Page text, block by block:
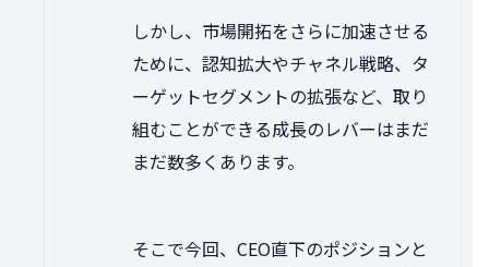
しかし、市場開拓をさらに加速させる
ために、認知拡大やチャネル戦略、タ
ーゲットセグメントの拡張など、取り
組むことができる成長のレバーはまだ
まだ数多くあります。
そこで今回、CEO直下のポジションと